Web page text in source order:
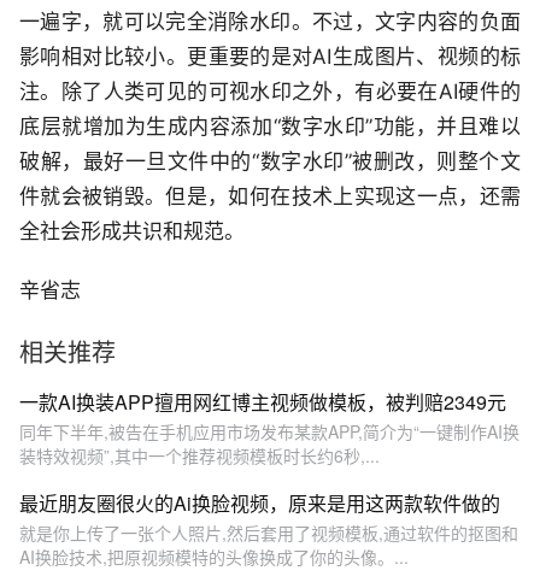
一遍字，就可以完全消除水印。不过，文字内容的负面
影响相对比较小。更重要的是对AI生成图片、视频的标
注。除了人类可见的可视水印之外，有必要在AI硬件的
底层就增加为生成内容添加“数字水印”功能，并且难以
破解，最好一旦文件中的“数字水印”被删改，则整个文
件就会被销毁。但是，如何在技术上实现这一点，还需
全社会形成共识和规范。
辛省志
相关推荐
一款AI换装APP擅用网红博主视频做模板，被判赔2349元
同年下半年,被告在手机应用市场发布某款APP,简介为“一键制作AI换
装特效视频”,其中一个推荐视频模板时长约6秒,...
最近朋友圈很火的Ai换脸视频，原来是用这两款软件做的
就是你上传了一张个人照片,然后套用了视频模板,通过软件的抠图和
AI换脸技术,把原视频模特的头像换成了你的头像。...